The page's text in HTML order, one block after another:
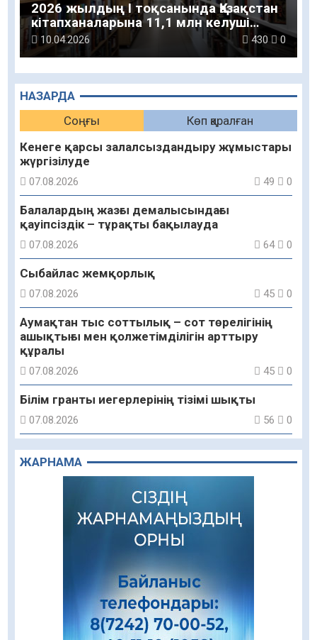
НАЗАРДА
Соңғы
Көп қаралған
Кенеге қарсы залалсыздандыру жұмыстары
жүргізілуде
07.08.2026 49 0
Балалардың жазғы демалысындағы
қауіпсіздік – тұрақты бақылауда
07.08.2026 64 0
Сыбайлас жемқорлық
07.08.2026 45 0
Аумақтан тыс соттылық – сот төрелігінің
ашықтығы мен қолжетімділігін арттыру
құралы
07.08.2026 45 0
Білім гранты иегерлерінің тізімі шықты
07.08.2026 56 0
«Дауыс беру учаскесін қалай табуға болады?»￼
07.08.2026
Қазақстандықтар Құрылтай сайлауынан
жақсылық күтеді – қоғамдық пікір зерттеуі
Қаржылық сауаттылықты арттыруға
бағытталған кездесу өтті
Жаңақорғанда су тарату станциясы іске
ЖАРНАМА
2026 жылдың I тоқсанында Қазақстан
кітапханаларына 11,1 млн келуші
тіркелді
10.04.2026 430 0